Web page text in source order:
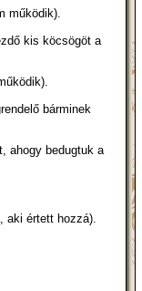
működik).
kis köcsögöt a
bárminek
ahogy bedugtuk a
aki értett hozzá).